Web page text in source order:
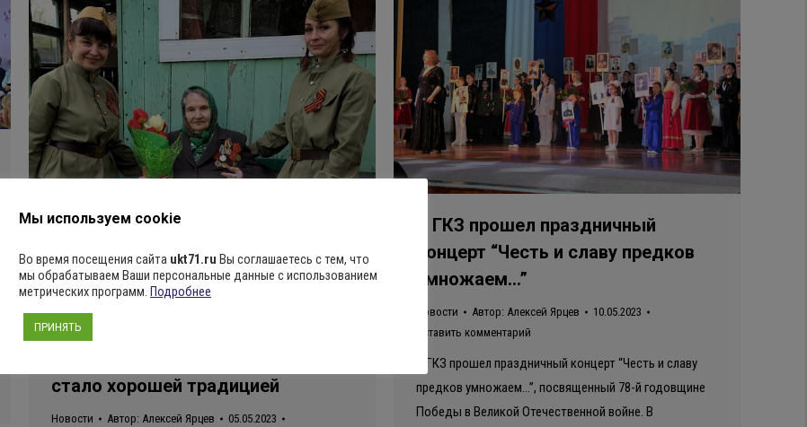
В ГКЗ прошел праздничный
концерт “Честь и славу предков
умножаем…”
Новости Автор: Алексей Ярцев
10.05.2023
Оставить комментарий
В ГКЗ прошел праздничный концерт “Честь и славу
предков умножаем…”, посвященный 78-й годовщине
Победы в Великой Отечественной войне. В
стало хорошей традицией
Новости Автор: Алексей Ярцев
05.05.2023
Мы используем cookie
Во время посещения сайта ukt71.ru Вы соглашаетесь с тем, что
мы обрабатываем Ваши персональные данные с использованием
метрических программ. Подробнее
ПРИНЯТЬ